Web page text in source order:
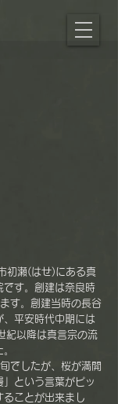
す。創建は奈良時
す。創建当時の長谷
平安時代中期には
紀以降は真言宗の流
でしたが、桜が満開
という言葉がピッ
ることが出来まし